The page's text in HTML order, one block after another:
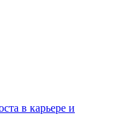
в карьере и